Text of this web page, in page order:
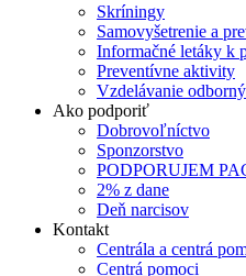
Skríningy
Samovyšetrenie a
Informačné letáky k
Preventívne aktivity
Vzdelávanie
Ako podporiť
Dobrovoľníctvo
Sponzorstvo
PODPORUJEM
2% z dane
Deň narcisov
Kontakt
Centrála a centrá
Centrá pomoci